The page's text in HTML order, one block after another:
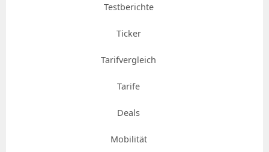
Testberichte
Ticker
Tarifvergleich
Tarife
Deals
Mobilität